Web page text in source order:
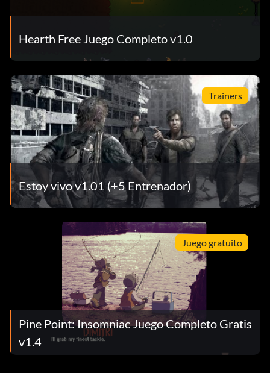
Hearth Free Juego Completo v1.0
Trainers
Estoy vivo v1.01 (+5 Entrenador)
Juego gratuito
Pine Point: Insomniac Juego Completo Gratis
v1.4